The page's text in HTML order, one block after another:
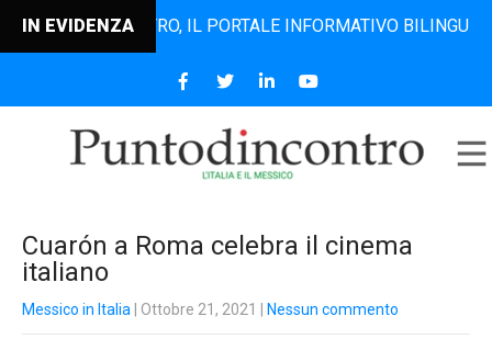
IN EVIDENZA IL PORTALE INFORMATIVO BILINGUE
Cuarón a Roma celebra il cinema
italiano
Messico in Italia | Ottobre 21, 2021 Nessun commento